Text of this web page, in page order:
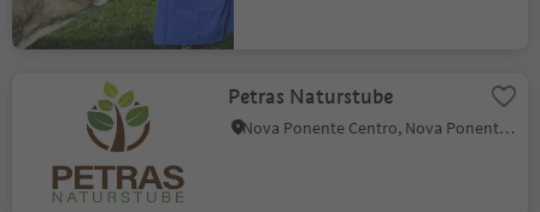
Petras Naturstube
Nova Ponente Centro, Nova Ponente, Regione dolomitica Val d'Ega